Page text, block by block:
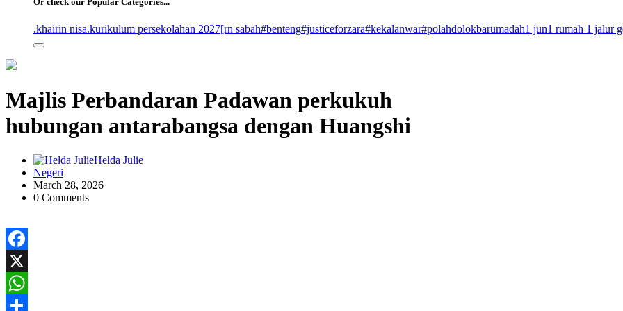
.khairin nisa.kurikulum persekolahan 2027[rn sabah#benteng#justiceforzara#kekalanwar#polahdolokbarumadah1 jun1 rumah 1 jalur
Majlis Perbandaran Padawan perkukuh
hubungan antarabangsa dengan Huangshi
Helda Julie
Negeri
March 28, 2026
0 Comments
Facebook
X
WhatsApp